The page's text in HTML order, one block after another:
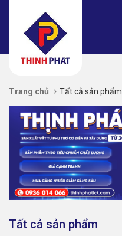
Trang chủ Tất cả sản phẩm
Tất cả sản phẩm